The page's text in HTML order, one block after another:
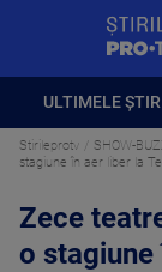
ULTIMELE
Stirileprotv SHOW-
stagiune în aer liber la
Zece
o stagiune